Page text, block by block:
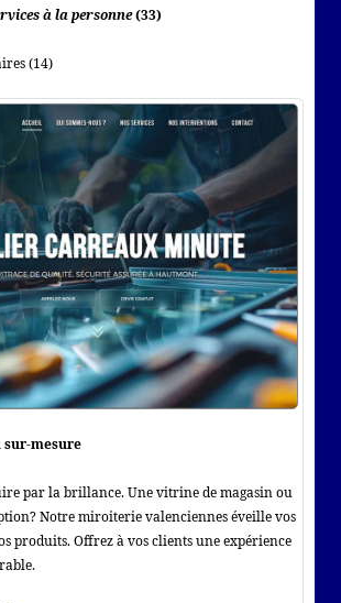
à la personne(33)
(14)
sur-mesure
par la brillance. Une vitrine de magasin ou
Notre miroiterie valenciennes éveille vos
produits. Offrez à vos clients une expérience